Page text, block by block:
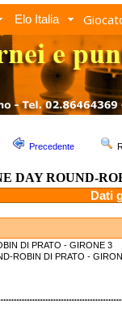
Elo Italia
Precedente
DAY ROUND-
Dati
DI PRATO - GIRONE 3
ROBIN DI PRATO -